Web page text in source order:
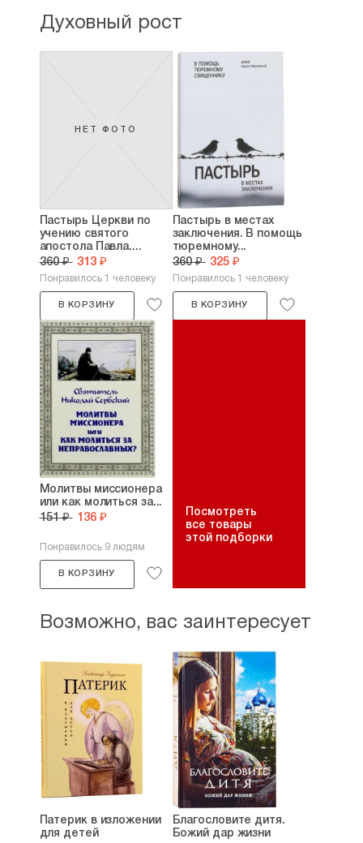
Духовный рост
НЕТ ФОТО
Пастырь Церкви по
учению святого
апостола Павла....
360 ₽ 313 ₽
Понравилось 1 человеку
В КОРЗИНУ
Пастырь в местах
заключения. В помощь
тюремному...
360 ₽ 325 ₽
Понравилось 1 человеку
В КОРЗИНУ
Молитвы миссионера
или как молиться за...
151 ₽ 136 ₽
Понравилось 9 людям
В КОРЗИНУ
Посмотреть
все товары
этой подборки
Возможно, вас заинтересует
Патерик в изложении
для детей
Благословите дитя.
Божий дар жизни